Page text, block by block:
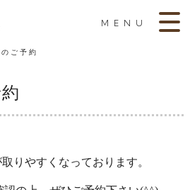
MENU
ご予約
りやすくなっております。